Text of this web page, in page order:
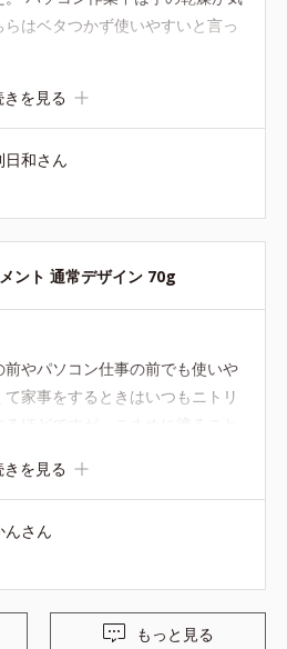
はベタつかず使いやすいと言っ
きを見る
日和さん
ント 通常デザイン 70g
やパソコン仕事の前でも使いや
家事をするときはいつもニトリ
、こまめに塗っています。 ピンク
見つけやすいのが嬉しいです
ので、落ち着いた色味のデザイ
す！
きを見る
んさん
もっと見る